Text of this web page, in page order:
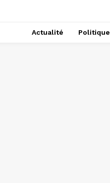
Actualité Politique